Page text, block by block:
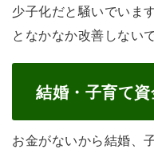
少子化だと騒いでいま
となかなか改善しない
結婚・子育て
お金がないから結婚、